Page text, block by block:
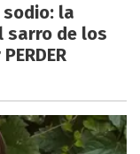
la
sarro de los